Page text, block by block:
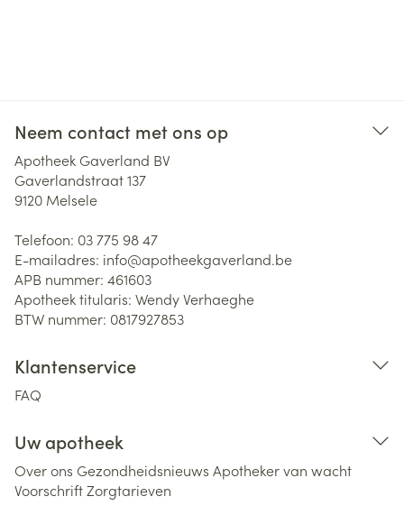
Neem contact met ons op
Apotheek Gaverland BV
Gaverlandstraat 137
9120 Melsele
Telefoon: 03 775 98 47
E-mailadres: info@apotheekgaverland.be
APB nummer: 461603
Apotheek titularis: Wendy Verhaeghe
BTW nummer: 0817927853
Klantenservice
FAQ
Uw apotheek
Over ons Gezondheidsnieuws Apotheker van wacht
VoorschriftZorgtarieven